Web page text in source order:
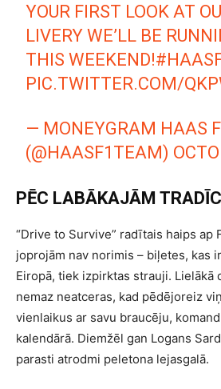
YOUR FIRST LOOK AT
LIVERY WE’LL BE
THIS WEEKEND!
PIC.TWITTER.COM/
— MONEYGRAM HAAS
(@HAASF1TEAM)
PĒC LABĀKAJĀM
“Drive to Survive” radītais haips ap
joprojām nav norimis – biļetes, kas
Eiropā, tiek izpirktas strauji. Lielākā
nemaz neatceras, kad pēdējoreiz
vienlaikus ar savu braucēju,
kalendārā. Diemžēl gan Logans
parasti atrodmi peletona lejasgalā.